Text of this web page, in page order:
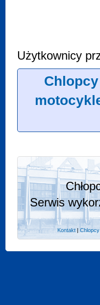
Użytkownicy
Serwis
Kontakt|